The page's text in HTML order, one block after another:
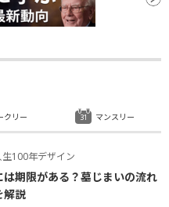
100年デザイン
は期限がある？墓じまいの流れ
解説
クリー マンスリー